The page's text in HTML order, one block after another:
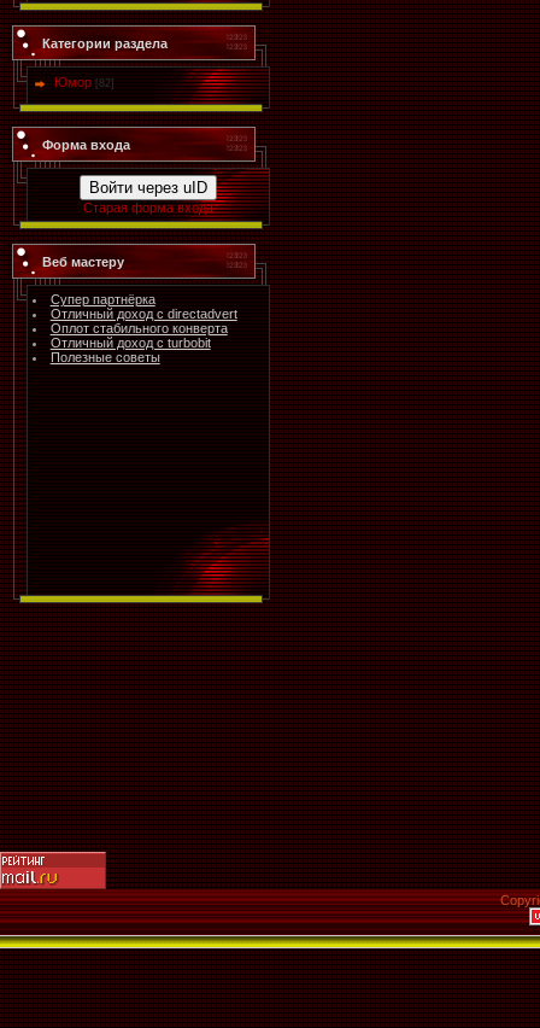
Категории раздела
Юмор [82]
Форма входа
Войти через uID
Старая форма входа
Веб мастеру
Супер партнёрка
Отличный доход с directadvert
Оплот стабильного конверта
Отличный доход с turbobit
Полезные советы